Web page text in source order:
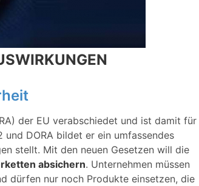
der EU verabschiedet und ist damit für
DORA bildet er ein umfassendes
stellt. Mit den neuen Gesetzen will die
absichern. Unternehmen müssen
dürfen nur noch Produkte einsetzen, die